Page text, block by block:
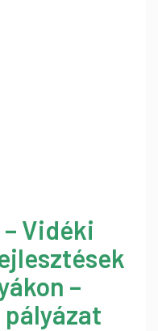
Vidéki
–